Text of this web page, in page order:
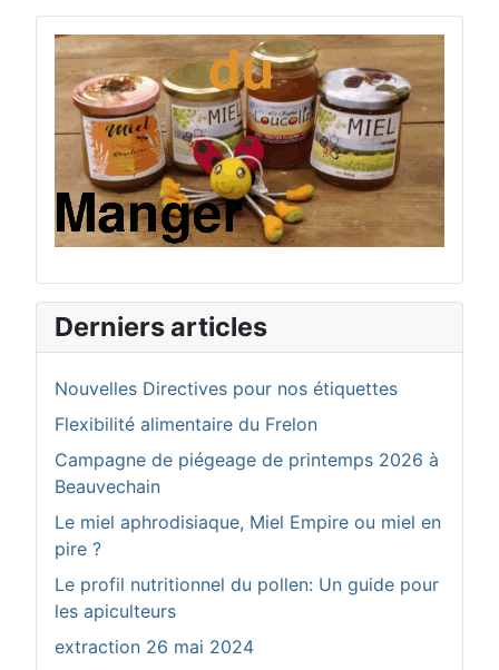
Derniers articles
Nouvelles Directives pour nos étiquettes
Flexibilité alimentaire du Frelon
Campagne de piégeage de printemps 2026 à
Beauvechain
Le miel aphrodisiaque, Miel Empire ou miel en
pire ?
Le profil nutritionnel du pollen: Un guide pour
les apiculteurs
extraction 26 mai 2024